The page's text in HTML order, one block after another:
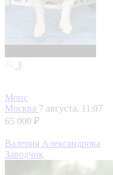
3
Мопс
Москва 7 августа, 11:07
65 000 ₽
Валерия Александрова
Заводчик